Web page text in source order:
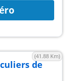
(41.88 Km)
de